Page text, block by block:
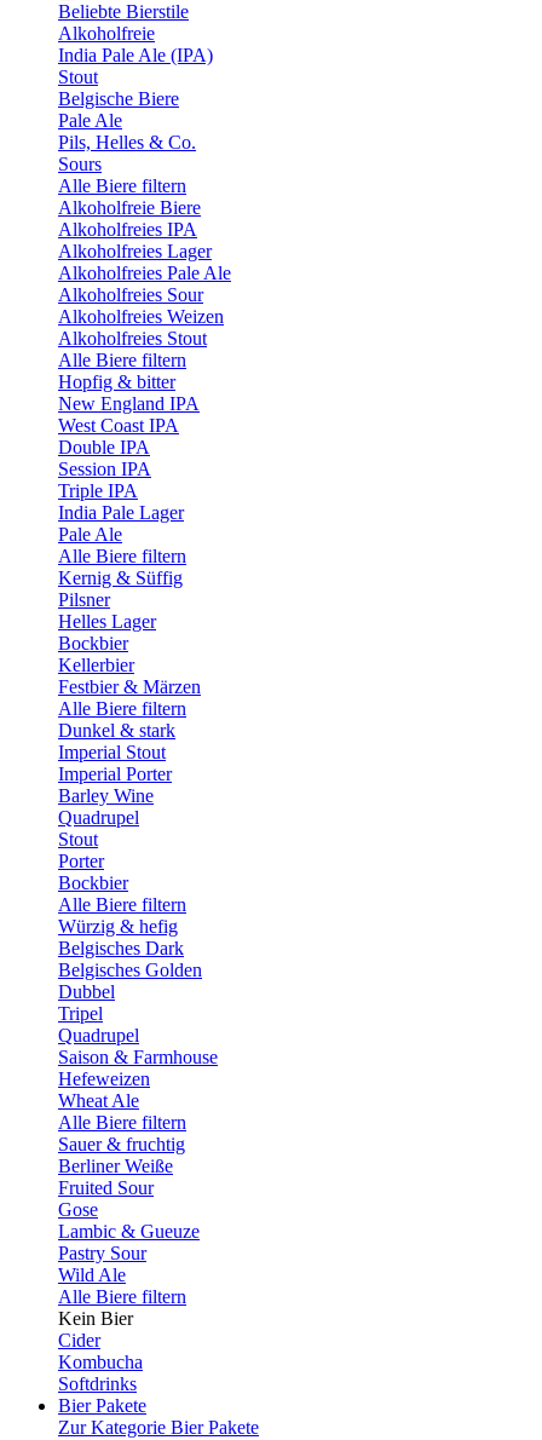
Beliebte Bierstile
Alkoholfreie
India Pale Ale (IPA)
Stout
Belgische Biere
Pale Ale
Pils, Helles & Co.
Sours
Alle Biere filtern
Alkoholfreie Biere
Alkoholfreies IPA
Alkoholfreies Lager
Alkoholfreies Pale Ale
Alkoholfreies Sour
Alkoholfreies Weizen
Alkoholfreies Stout
Alle Biere filtern
Hopfig & bitter
New England IPA
West Coast IPA
Double IPA
Session IPA
Triple IPA
India Pale Lager
Pale Ale
Alle Biere filtern
Kernig & Süffig
Pilsner
Helles Lager
Bockbier
Kellerbier
Festbier & Märzen
Alle Biere filtern
Dunkel & stark
Imperial Stout
Imperial Porter
Barley Wine
Quadrupel
Stout
Porter
Bockbier
Alle Biere filtern
Würzig & hefig
Belgisches Dark
Belgisches Golden
Dubbel
Tripel
Quadrupel
Saison & Farmhouse
Hefeweizen
Wheat Ale
Alle Biere filtern
Sauer & fruchtig
Berliner Weiße
Fruited Sour
Gose
Lambic & Gueuze
Pastry Sour
Wild Ale
Alle Biere filtern
Kein Bier
Cider
Kombucha
Softdrinks
Bier Pakete
Zur Kategorie Bier Pakete